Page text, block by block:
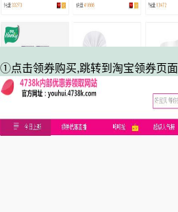
①点击领券购买,跳转到淘宝领券页面